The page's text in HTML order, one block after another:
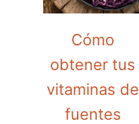
Cómo
obtener tus
vitaminas de
fuentes